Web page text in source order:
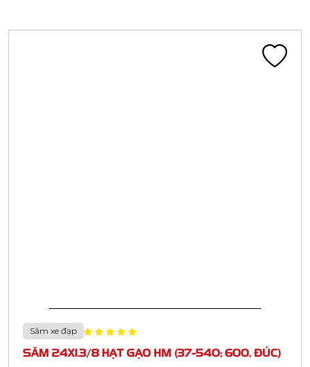
Săm xe đạp
SĂM 24X1.3/8 HẠT GẠO HM (37-540; 600, ĐÚC)